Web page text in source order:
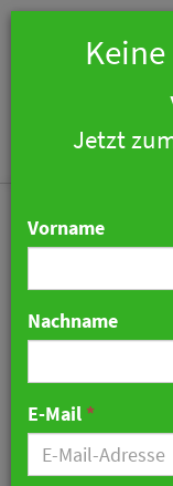
Johann
und
Jetzt
Vorname
Nachname
E-Mail *